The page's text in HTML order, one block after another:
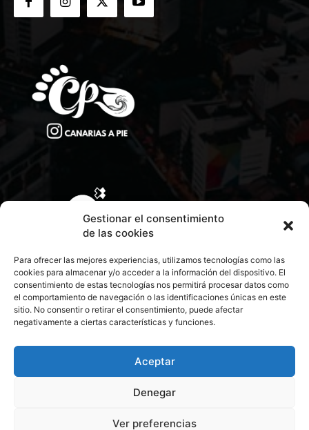
Gestionar el consentimiento
de las cookies
Para ofrecer las mejores experiencias, utilizamos tecnologías como las
cookies para almacenar y/o acceder a la información del dispositivo. El
consentimiento de estas tecnologías nos permitirá procesar datos como
el comportamiento de navegación o las identificaciones únicas en este
sitio. No consentir o retirar el consentimiento, puede afectar
negativamente a ciertas características y funciones.
Aceptar
Denegar
Ver preferencias
CONTACTA CON NOSOTROS